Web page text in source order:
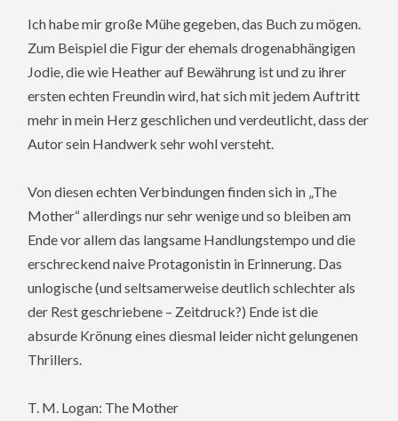
Ich habe mir große Mühe gegeben, das Buch zu mögen.
Zum Beispiel die Figur der ehemals drogenabhängigen
Jodie, die wie Heather auf Bewährung ist und zu ihrer
ersten echten Freundin wird, hat sich mit jedem Auftritt
mehr in mein Herz geschlichen und verdeutlicht, dass der
Autor sein Handwerk sehr wohl versteht.
Von diesen echten Verbindungen finden sich in „The
Mother“ allerdings nur sehr wenige und so bleiben am
Ende vor allem das langsame Handlungstempo und die
erschreckend naive Protagonistin in Erinnerung. Das
unlogische (und seltsamerweise deutlich schlechter als
der Rest geschriebene – Zeitdruck?) Ende ist die
absurde Krönung eines diesmal leider nicht gelungenen
Thrillers.
T. M. Logan: The Mother